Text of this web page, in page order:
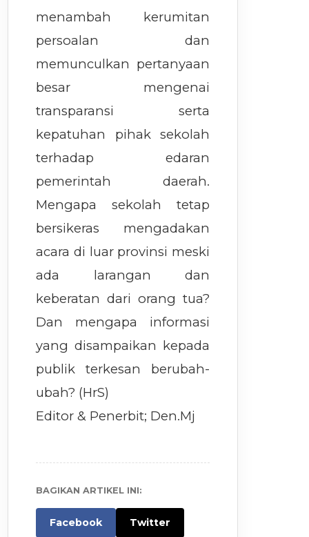
menambah kerumitan
persoalan dan
memunculkan pertanyaan
besar mengenai
transparansi serta
kepatuhan pihak sekolah
terhadap edaran
pemerintah daerah.
Mengapa sekolah tetap
bersikeras mengadakan
acara di luar provinsi meski
ada larangan dan
keberatan dari orang tua?
Dan mengapa informasi
yang disampaikan kepada
publik terkesan berubah-
ubah? (HrS)
Editor & Penerbit; Den.Mj
BAGIKAN ARTIKEL INI:
Facebook Twitter